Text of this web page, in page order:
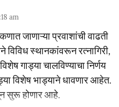
am
जाणाऱ्या प्रवाशांची वाढती
विविध स्थानकांवरून रत्नागिरी,
गाड्या चालविण्याचा निर्णय
विशेष भाड्याने धावणार आहेत.
सुरू होणार आहे.